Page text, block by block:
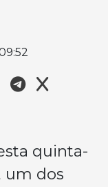
quinta-
um dos